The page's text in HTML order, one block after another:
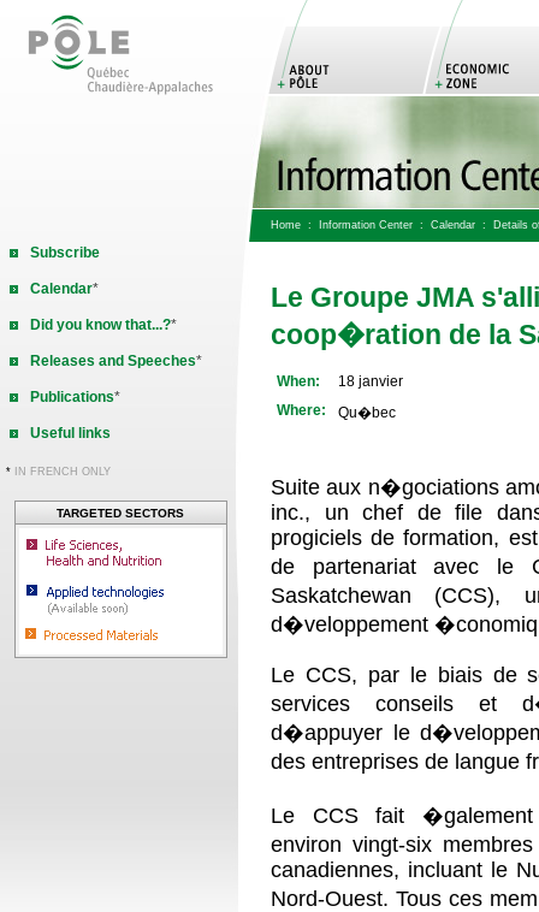
Home : Information Center : Calendar : Details
Subscribe
Calendar*
Did you know that...?*
Releases and Speeches*
Publications*
Useful links
* IN FRENCH ONLY
TARGETED SECTORS
Le Groupe JMA
coop�ration de la
When:
18 janvier
Where:
Qu�bec
Suite aux n�gociations
inc., un chef de file
progiciels de formation,
de partenariat avec le
Saskatchewan
d�veloppement
Le CCS, par le biais de
services conseils et
d�appuyer le
des entreprises de langue
Le CCS fait �galement
environ vingt-six
canadiennes, incluant le
Nord-Ouest. Tous ces